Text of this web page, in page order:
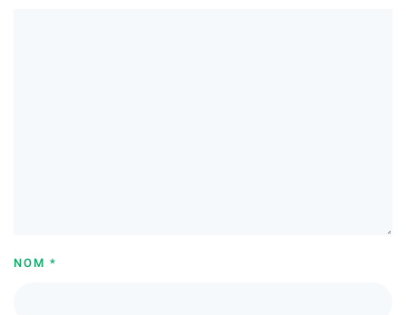
NOM *